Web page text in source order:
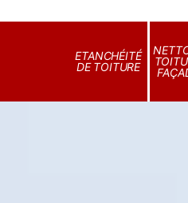
ETANCHÉITÉ
DE TOITURE